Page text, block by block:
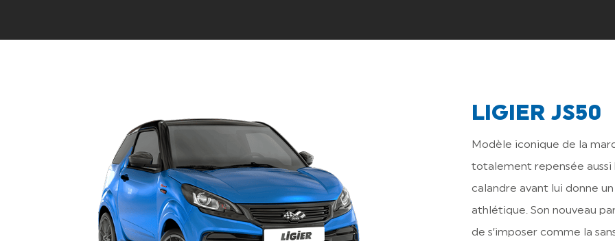
LIGIER JS50
Modèle iconique de la
totalement repensée aussi
calandre avant lui donne
athlétique. Son nouveau
de s’imposer comme la